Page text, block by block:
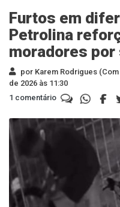
Furtos em
Petrolina
moradores por
por Karem Rodrigues
de 2026 às 11:30
1 comentário